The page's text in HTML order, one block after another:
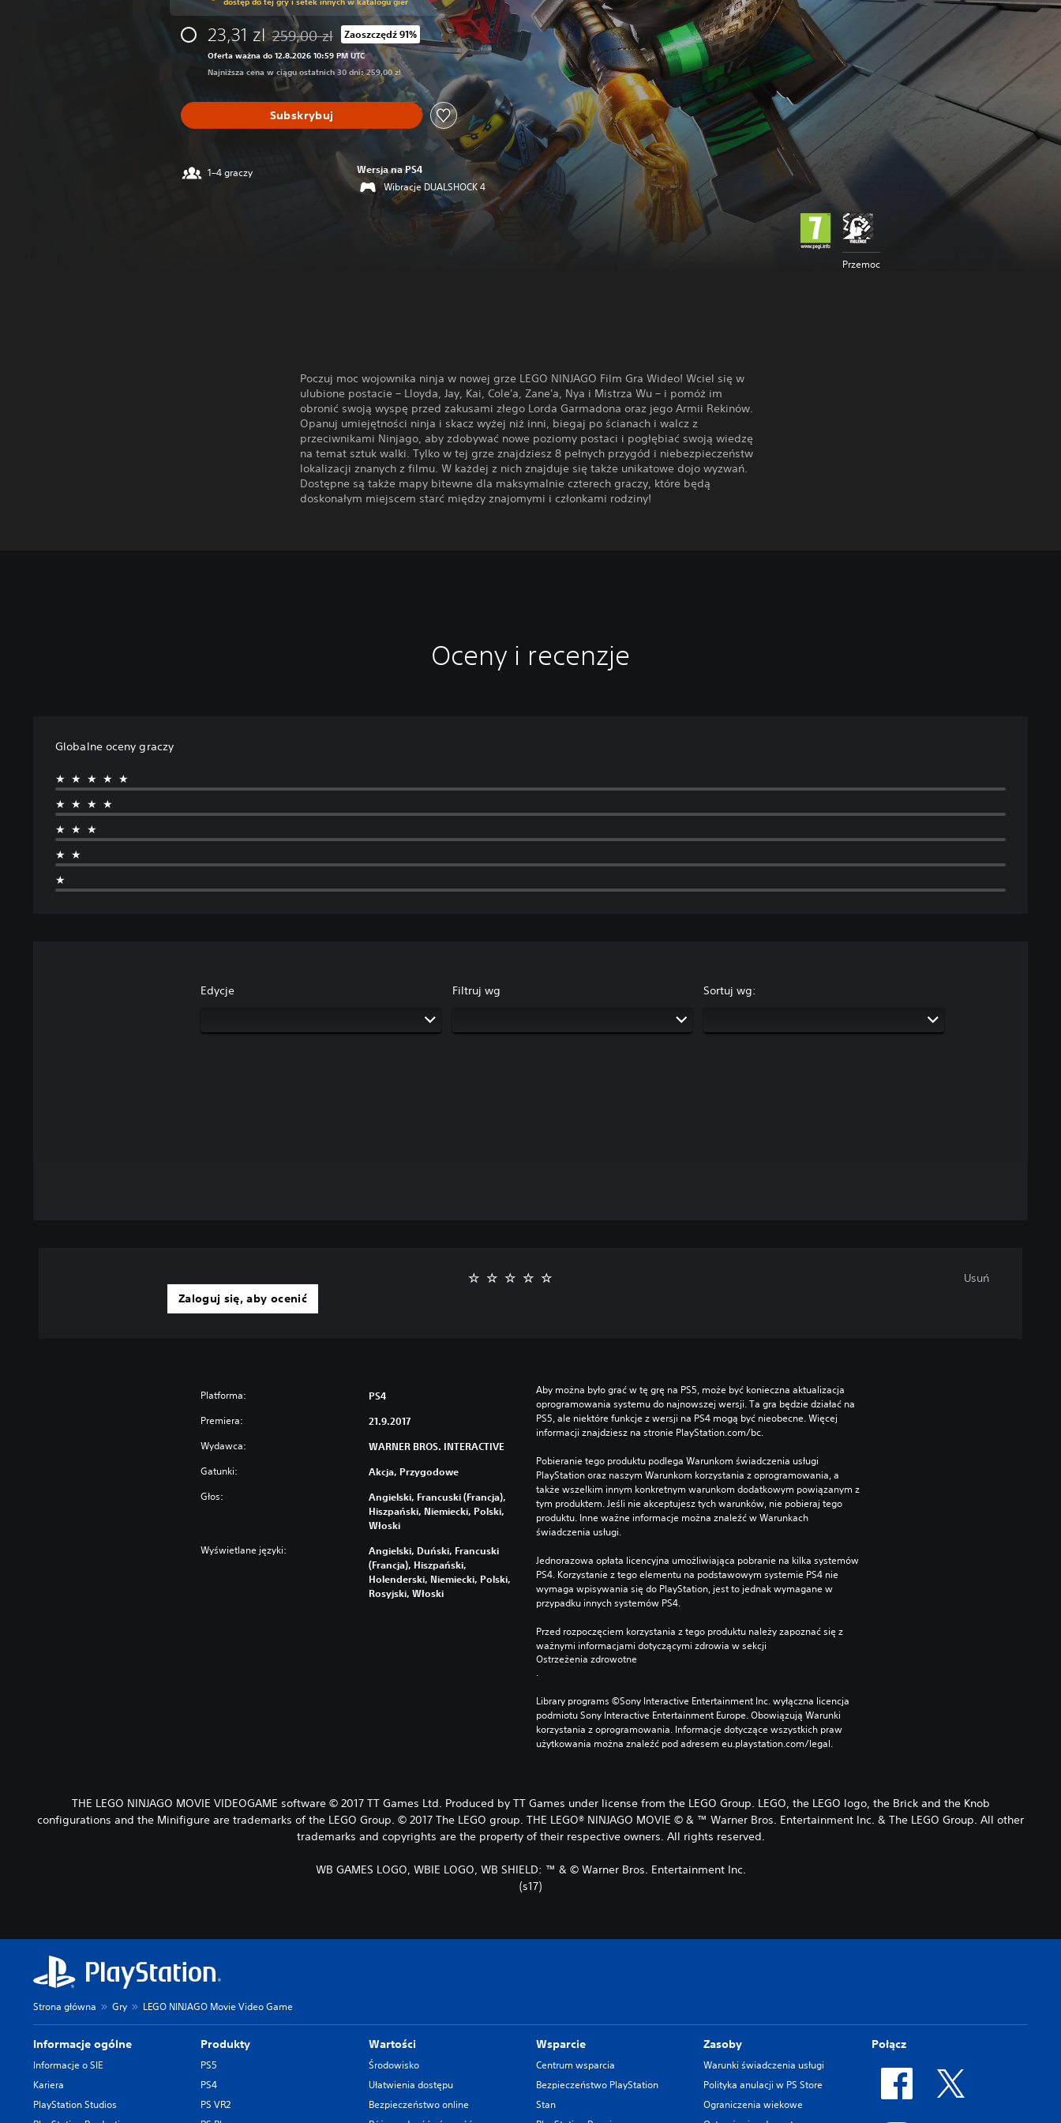
23,31 zl Zastosowano zniżkę z oryginalnej ceny wynoszącej 259,00 zl
259,00 zl Zaoszczędź 91%
Oferta ważna do 12.8.2026 10:59 PM UTC
Najniższa cena w ciągu ostatnich 30 dni: 259,00 zl
Subskrybuj
1–4 graczy Wersja na PS4
Wibracje DUALSHOCK 4
Przemoc
Poczuj moc wojownika ninja w nowej grze LEGO NINJAGO Film Gra Wideo! Wciel się w
ulubione postacie – Lloyda, Jay, Kai, Cole'a, Zane'a, Nya i Mistrza Wu – i pomóż im
obronić swoją wyspę przed zakusami złego Lorda Garmadona oraz jego Armii Rekinów.
Opanuj umiejętności ninja i skacz wyżej niż inni, biegaj po ścianach i walcz z
przeciwnikami Ninjago, aby zdobywać nowe poziomy postaci i pogłębiać swoją wiedzę
na temat sztuk walki. Tylko w tej grze znajdziesz 8 pełnych przygód i niebezpieczeństw
lokalizacji znanych z filmu. W każdej z nich znajduje się także unikatowe dojo wyzwań.
Dostępne są także mapy bitewne dla maksymalnie czterech graczy, które będą
doskonałym miejscem starć między znajomymi i członkami rodziny!
Oceny i recenzje
Globalne oceny graczy
★★★★★
★★★★
★★★
★★
★
Edycje Filtruj wg Sortuj wg:
Zaloguj się, aby ocenić
Usuń
Platforma: PS4
Premiera: 21.9.2017
Wydawca: WARNER BROS. INTERACTIVE
Gatunki: Akcja, Przygodowe
Głos:
Angielski, Francuski (Francja),
Hiszpański, Niemiecki, Polski,
Włoski
Wyświetlane języki:
Angielski, Duński, Francuski
(Francja), Hiszpański,
Holenderski, Niemiecki, Polski,
Rosyjski, Włoski
Aby można było grać w tę grę na PS5, może być konieczna aktualizacja
oprogramowania systemu do najnowszej wersji. Ta gra będzie działać na
PS5, ale niektóre funkcje z wersji na PS4 mogą być nieobecne. Więcej
informacji znajdziesz na stronie PlayStation.com/bc.
Pobieranie tego produktu podlega Warunkom świadczenia usługi
PlayStation oraz naszym Warunkom korzystania z oprogramowania, a
także wszelkim innym konkretnym warunkom dodatkowym powiązanym z
tym produktem. Jeśli nie akceptujesz tych warunków, nie pobieraj tego
produktu. Inne ważne informacje można znaleźć w Warunkach
świadczenia usługi.
Jednorazowa opłata licencyjna umożliwiająca pobranie na kilka systemów
PS4. Korzystanie z tego elementu na podstawowym systemie PS4 nie
wymaga wpisywania się do PlayStation, jest to jednak wymagane w
przypadku innych systemów PS4.
Przed rozpoczęciem korzystania z tego produktu należy zapoznać się z
ważnymi informacjami dotyczącymi zdrowia w sekcji
Ostrzeżenia zdrowotne
.
Library programs ©Sony Interactive Entertainment Inc. wyłączna licencja
podmiotu Sony Interactive Entertainment Europe. Obowiązują Warunki
korzystania z oprogramowania. Informacje dotyczące wszystkich praw
użytkowania można znaleźć pod adresem eu.playstation.com/legal.
THE LEGO NINJAGO MOVIE VIDEOGAME software © 2017 TT Games Ltd. Produced by TT Games under license from the LEGO Group. LEGO, the LEGO logo, the Brick and the Knob
configurations and the Minifigure are trademarks of the LEGO Group. © 2017 The LEGO group. THE LEGO® NINJAGO MOVIE © & ™ Warner Bros. Entertainment Inc. & The LEGO Group. All other
trademarks and copyrights are the property of their respective owners. All rights reserved.
WB GAMES LOGO, WBIE LOGO, WB SHIELD: ™ & © Warner Bros. Entertainment Inc.
(s17)
Strona główna Gry LEGO NINJAGO Movie Video Game
Informacje ogólne
Informacje o SIE
Kariera
PlayStation Studios
Produkty
PS5
PS4
PS VR2
Wartości
Środowisko
Ułatwienia dostępu
Bezpieczeństwo online
Wsparcie
Centrum wsparcia
Bezpieczeństwo PlayStation
Stan
Zasoby
Warunki świadczenia usługi
Polityka anulacji w PS Store
Ograniczenia wiekowe
Połącz